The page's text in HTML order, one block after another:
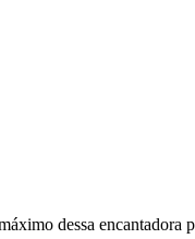
dessa encantadora